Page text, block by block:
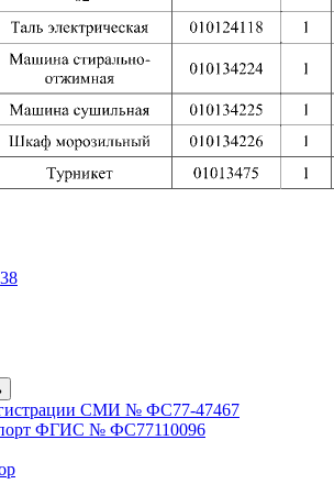
38
СМИ № ФС77-47467
ФГИС № ФС77110096